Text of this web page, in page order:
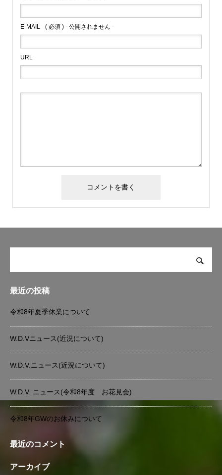
E-MAIL ( 必須 ) - 公開されません -
URL
最近の投稿
令和8年夏季休業について
W.D.Vニュース(近況について)
W.D.V.ニュース(近況について)
W.D.V. ニュース(令和8年度 お花見会)
令和8年GWのお休みについて
最近のコメント
アーカイブ